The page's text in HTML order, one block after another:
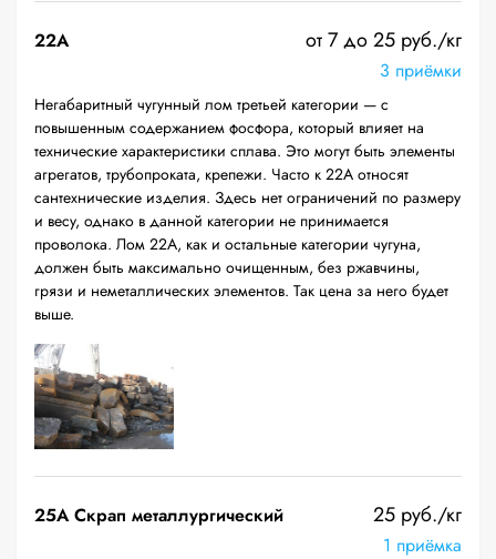
22A от 7 до 25 руб./кг
3 приёмки
Негабаритный чугунный лом третьей категории — с
повышенным содержанием фосфора, который влияет на
технические характеристики сплава. Это могут быть элементы
агрегатов, трубопроката, крепежи. Часто к 22А относят
сантехнические изделия. Здесь нет ограничений по размеру
и весу, однако в данной категории не принимается
проволока. Лом 22А, как и остальные категории чугуна,
должен быть максимально очищенным, без ржавчины,
грязи и неметаллических элементов. Так цена за него будет
выше.
25A Скрап металлургический 25 руб./кг
1 приёмка